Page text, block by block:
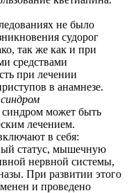
не было
судорог
так же как и при
средствами
при лечении
в анамнезе.
синдром может быть
лечением.
в себя:
статус, мышечную
нервной системы,
При развитии этого
и проведено